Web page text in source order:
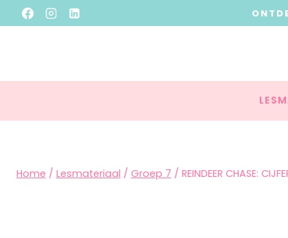
Home / Lesmateriaal / Groep 7 / REINDEER CHASE: